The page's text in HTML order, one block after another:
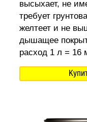
высыхает, не
требует
желтеет и не
дышащее
расход 1 л = 16